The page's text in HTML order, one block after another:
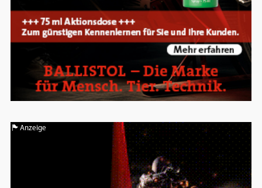
Anzeige